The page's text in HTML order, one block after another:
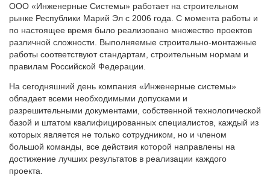
ООО «Инженерные Системы» работает на строительном
рынке Республики Марий Эл с 2006 года. С момента работы и
по настоящее время было реализовано множество проектов
различной сложности. Выполняемые строительно-монтажные
работы соответствуют стандартам, строительным нормам и
правилам Российской Федерации.
На сегодняшний день компания «Инженерные системы»
обладает всеми необходимыми допусками и
разрешительными документами, собственной технологической
базой и штатом квалифицированных специалистов, каждый из
которых является не только сотрудником, но и членом
большой команды, все действия которой направлены на
достижение лучших результатов в реализации каждого
проекта.